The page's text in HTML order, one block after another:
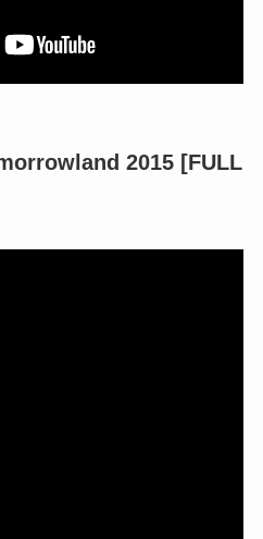
2015 [FULL